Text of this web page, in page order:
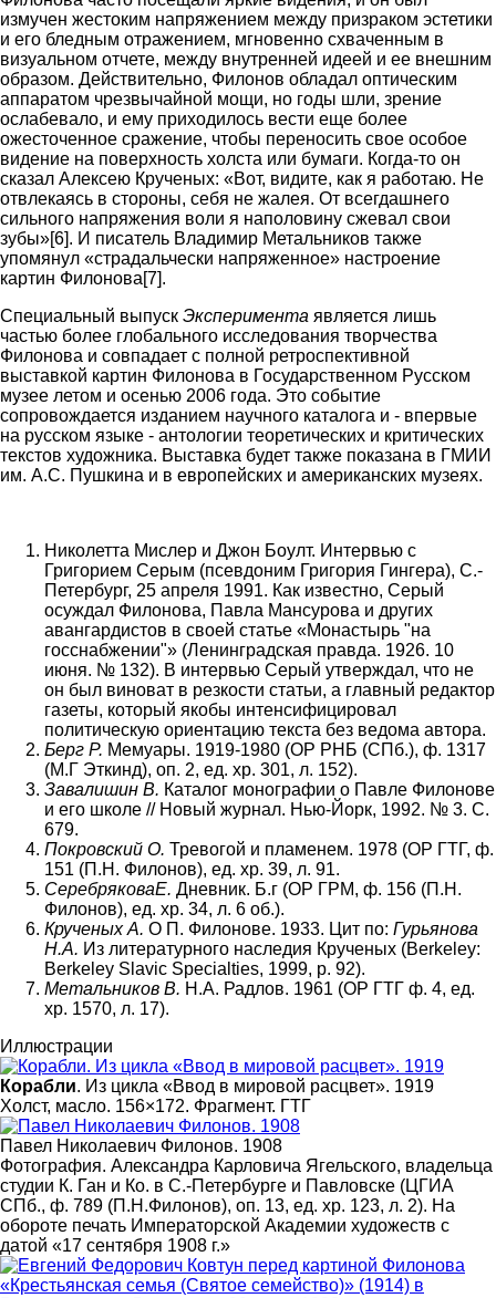
измучен жестоким напряжением между призраком эстетики
и его бледным отражением, мгновенно схваченным в
визуальном отчете, между внутренней идеей и ее внешним
образом. Действительно, Филонов обладал оптическим
аппаратом чрезвычайной мощи, но годы шли, зрение
ослабевало, и ему приходилось вести еще более
ожесточенное сражение, чтобы переносить свое особое
видение на поверхность холста или бумаги. Когда-то он
сказал Алексею Крученых: «Вот, видите, как я работаю. Не
отвлекаясь в стороны, себя не жалея. От всегдашнего
сильного напряжения воли я наполовину сжевал свои
зубы»[6]. И писатель Владимир Метальников также
упомянул «страдальчески напряженное» настроение
картин Филонова[7].
Специальный выпуск Эксперимента является лишь
частью более глобального исследования творчества
Филонова и совпадает с полной ретроспективной
выставкой картин Филонова в Государственном Русском
музее летом и осенью 2006 года. Это событие
сопровождается изданием научного каталога и - впервые
на русском языке - антологии теоретических и критических
текстов художника. Выставка будет также показана в ГМИИ
им. А.С. Пушкина и в европейских и американских музеях.
Николетта Мислер и Джон Боулт. Интервью с
Григорием Серым (псевдоним Григория Гингера), С.-
Петербург, 25 апреля 1991. Как известно, Серый
осуждал Филонова, Павла Мансурова и других
авангардистов в своей статье «Монастырь "на
госснабжении"» (Ленинградская правда. 1926. 10
июня. № 132). В интервью Серый утверждал, что не
он был виноват в резкости статьи, а главный редактор
газеты, который якобы интенсифицировал
политическую ориентацию текста без ведома автора.
Берг Р. Мемуары. 1919-1980 (ОР РНБ (СПб.), ф. 1317
(М.Г Эткинд), оп. 2, ед. хр. 301, л. 152).
Завалишин В. Каталог монографии о Павле Филонове
и его школе // Новый журнал. Нью-Йорк, 1992. № 3. С.
679.
Покровский О. Тревогой и пламенем. 1978 (ОР ГТГ, ф.
151 (П.Н. Филонов), ед. хр. 39, л. 91.
СеребряковаE. Дневник. Б.г (ОР ГРМ, ф. 156 (П.Н.
Филонов), ед. хр. 34, л. 6 об.).
Крученых А. О П. Филонове. 1933. Цит по: Гурьянова
Н.А. Из литературного наследия Крученых (Berkeley:
Berkeley Slavic Specialties, 1999, p. 92).
Метальников В. Н.А. Радлов. 1961 (ОР ГТГ ф. 4, ед.
хр. 1570, л. 17).
Иллюстрации
Корабли. Из цикла «Ввод в мировой расцвет». 1919
Холст, масло. 156×172. Фрагмент. ГТГ
Павел Николаевич Филонов. 1908
Фотография. Александра Карловича Ягельского, владельца
студии К. Ган и Ко. в С.-Петербурге и Павловске (ЦГИА
СПб., ф. 789 (П.Н.Филонов), оп. 13, ед. хр. 123, л. 2). На
обороте печать Императорской Академии художеств с
датой «17 сентября 1908 г.»